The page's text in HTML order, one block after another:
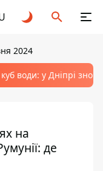
2024
води: у Дніпрі
на
де